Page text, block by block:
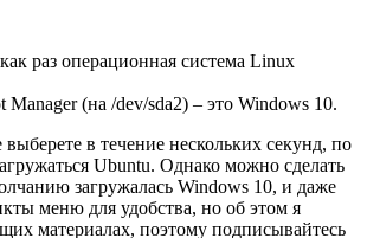
раз операционная система Linux
Manager (на /dev/sda2) – это Windows 10.
в течение нескольких секунд, по
Ubuntu. Однако можно сделать
загружалась Windows 10, и даже
меню для удобства, но об этом я
материалах, поэтому подписывайтесь